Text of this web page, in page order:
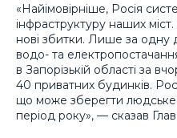
«Найімовірніше, Росія
інфраструктуру наших
нові збитки. Лише за
водо- та електропостачання
в Запорізькій області за
40 приватних будинків.
що може зберегти людське
період року», — сказав